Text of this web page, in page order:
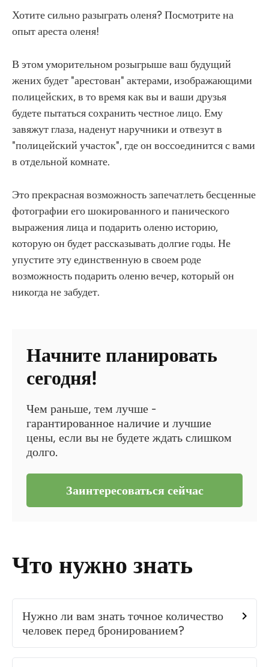
Хотите сильно разыграть оленя? Посмотрите на
опыт ареста оленя!
В этом уморительном розыгрыше ваш будущий
жених будет "арестован" актерами, изображающими
полицейских, в то время как вы и ваши друзья
будете пытаться сохранить честное лицо. Ему
завяжут глаза, наденут наручники и отвезут в
"полицейский участок", где он воссоединится с вами
в отдельной комнате.
Это прекрасная возможность запечатлеть бесценные
фотографии его шокированного и панического
выражения лица и подарить оленю историю,
которую он будет рассказывать долгие годы. Не
упустите эту единственную в своем роде
возможность подарить оленю вечер, который он
никогда не забудет.
Начните планировать
сегодня!
Чем раньше, тем лучше -
гарантированное наличие и лучшие
цены, если вы не будете ждать слишком
долго.
Заинтересоваться сейчас
Что нужно знать
Нужно ли вам знать точное количество
человек перед бронированием?